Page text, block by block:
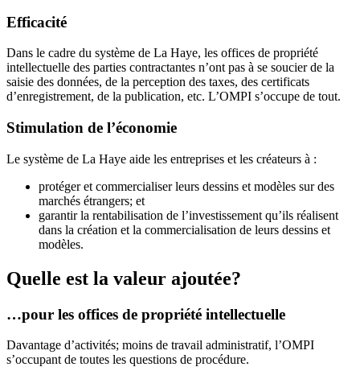
Efficacité
Dans le cadre du système de La Haye, les offices de propriété
intellectuelle des parties contractantes n’ont pas à se soucier de la
saisie des données, de la perception des taxes, des certificats
d’enregistrement, de la publication, etc. L’OMPI s’occupe de tout.
Stimulation de l’économie
Le système de La Haye aide les entreprises et les créateurs à :
protéger et commercialiser leurs dessins et modèles sur des
marchés étrangers; et
garantir la rentabilisation de l’investissement qu’ils réalisent
dans la création et la commercialisation de leurs dessins et
modèles.
Quelle est la valeur ajoutée?
…pour les offices de propriété intellectuelle
Davantage d’activités; moins de travail administratif, l’OMPI
s’occupant de toutes les questions de procédure.